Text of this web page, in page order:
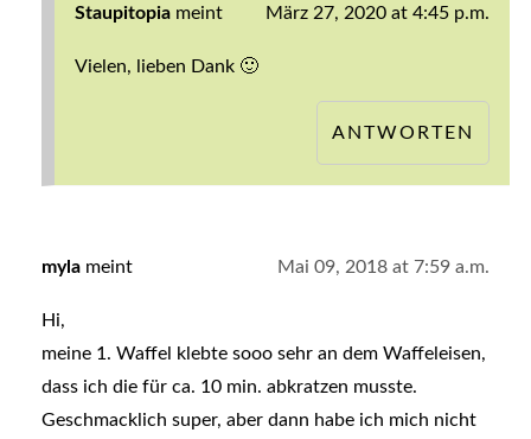
Staupitopia meint März 27, 2020 at 4:45 p.m.
Vielen, lieben Dank 🙂
ANTWORTEN
myla meint Mai 09, 2018 at 7:59 a.m.
Hi,
meine 1. Waffel klebte sooo sehr an dem Waffeleisen,
dass ich die für ca. 10 min. abkratzen musste.
Geschmacklich super, aber dann habe ich mich nicht